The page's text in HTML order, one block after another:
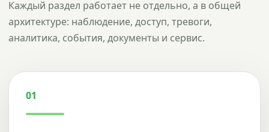
Каждый раздел работает не отдельно, а в общей
архитектуре: наблюдение, доступ, тревоги,
аналитика, события, документы и сервис.
01